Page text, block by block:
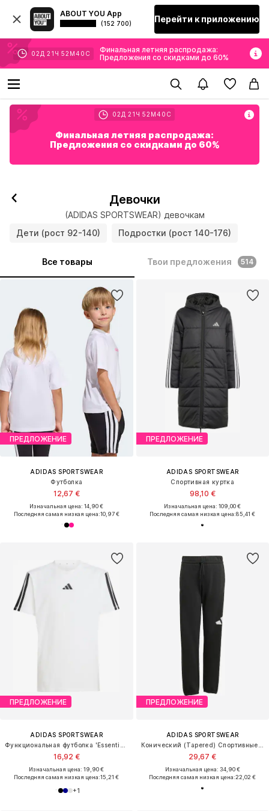
ABOUT YOU App
(152 700) Перейти к приложению
02 Д 21 Ч 52 М 38 С
Финальная летняя распродажа:
Предложения со скидками до 60%
02 Д 21 Ч 52 М 38 С
Финальная летняя распродажа:
Предложения со скидками до 60%
Девочки
(ADIDAS SPORTSWEAR) девочкам
Дети (рост 92-140)
Подростки (рост 140-176)
Все товары Твои предложения 514
ПРЕДЛОЖЕНИЕ
ADIDAS SPORTSWEAR
Футболка
12,67 €
Изначальная цена: 14,90 €
Последняя самая низкая цена:10,97 €
ПРЕДЛОЖЕНИЕ
ADIDAS SPORTSWEAR
Спортивная куртка
98,10 €
Изначальная цена: 109,00 €
Последняя самая низкая цена:85,41 €
ПРЕДЛОЖЕНИЕ
ADIDAS SPORTSWEAR
16,92 €
Изначальная цена: 19,90 €
Последняя самая низкая цена:15,21 €
+1
ПРЕДЛОЖЕНИЕ
ADIDAS SPORTSWEAR
29,67 €
Изначальная цена: 34,90 €
Последняя самая низкая цена:22,02 €